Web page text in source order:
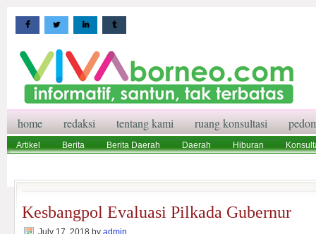
home redaksi tentang kami ruang konsultasi
Artikel Berita Berita Daerah Daerah Hiburan
Kesbangpol Evaluasi Pilkada Gubernur
July 17, 2018 by admin